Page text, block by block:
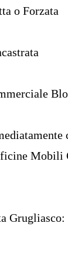
o Forzata
Mobili
Grugliasco: